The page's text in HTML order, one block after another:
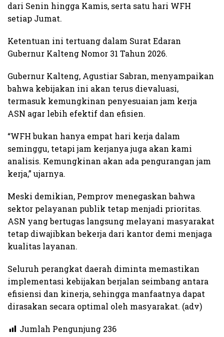
dari Senin hingga Kamis, serta satu hari WFH
setiap Jumat.
Ketentuan ini tertuang dalam Surat Edaran
Gubernur Kalteng Nomor 31 Tahun 2026.
Gubernur Kalteng, Agustiar Sabran, menyampaikan
bahwa kebijakan ini akan terus dievaluasi,
termasuk kemungkinan penyesuaian jam kerja
ASN agar lebih efektif dan efisien.
“WFH bukan hanya empat hari kerja dalam
seminggu, tetapi jam kerjanya juga akan kami
analisis. Kemungkinan akan ada pengurangan jam
kerja,” ujarnya.
Meski demikian, Pemprov menegaskan bahwa
sektor pelayanan publik tetap menjadi prioritas.
ASN yang bertugas langsung melayani masyarakat
tetap diwajibkan bekerja dari kantor demi menjaga
kualitas layanan.
Seluruh perangkat daerah diminta memastikan
implementasi kebijakan berjalan seimbang antara
efisiensi dan kinerja, sehingga manfaatnya dapat
dirasakan secara optimal oleh masyarakat. (adv)
Jumlah Pengunjung 236